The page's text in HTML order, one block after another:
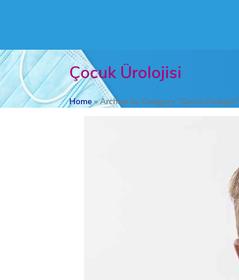
Çocuk Ürolojisi
Home»Archive by Category "Çocuk Ürolojisi"